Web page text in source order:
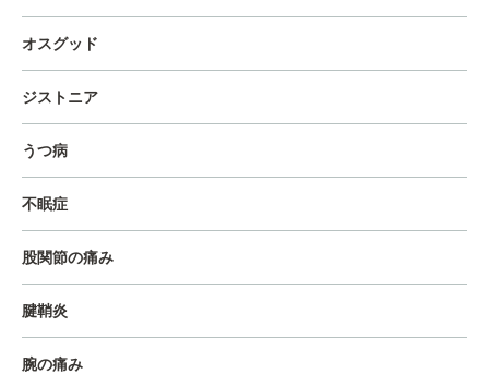
オスグッド
ジストニア
うつ病
不眠症
股関節の痛み
腱鞘炎
腕の痛み